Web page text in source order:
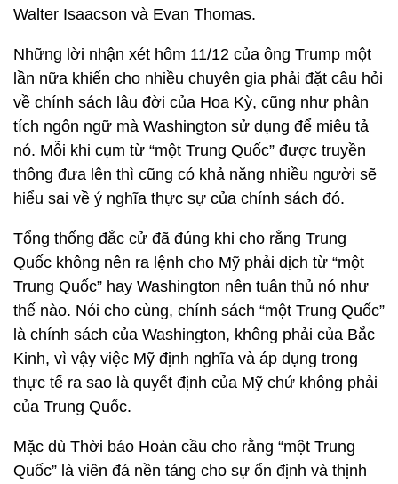
Walter Isaacson và Evan Thomas.
Những lời nhận xét hôm 11/12 của ông Trump một
lần nữa khiến cho nhiều chuyên gia phải đặt câu hỏi
về chính sách lâu đời của Hoa Kỳ, cũng như phân
tích ngôn ngữ mà Washington sử dụng để miêu tả
nó. Mỗi khi cụm từ “một Trung Quốc” được truyền
thông đưa lên thì cũng có khả năng nhiều người sẽ
hiểu sai về ý nghĩa thực sự của chính sách đó.
Tổng thống đắc cử đã đúng khi cho rằng Trung
Quốc không nên ra lệnh cho Mỹ phải dịch từ “một
Trung Quốc” hay Washington nên tuân thủ nó như
thế nào. Nói cho cùng, chính sách “một Trung Quốc”
là chính sách của Washington, không phải của Bắc
Kinh, vì vậy việc Mỹ định nghĩa và áp dụng trong
thực tế ra sao là quyết định của Mỹ chứ không phải
của Trung Quốc.
Mặc dù Thời báo Hoàn cầu cho rằng “một Trung
Quốc” là viên đá nền tảng cho sự ổn định và thịnh